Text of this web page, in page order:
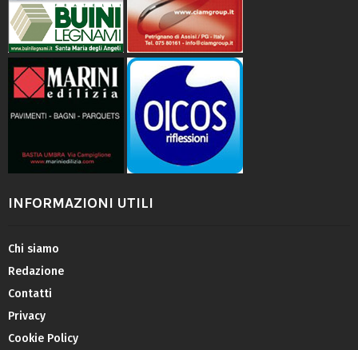
INFORMAZIONI UTILI
Chi siamo
Redazione
Contatti
Privacy
Cookie Policy